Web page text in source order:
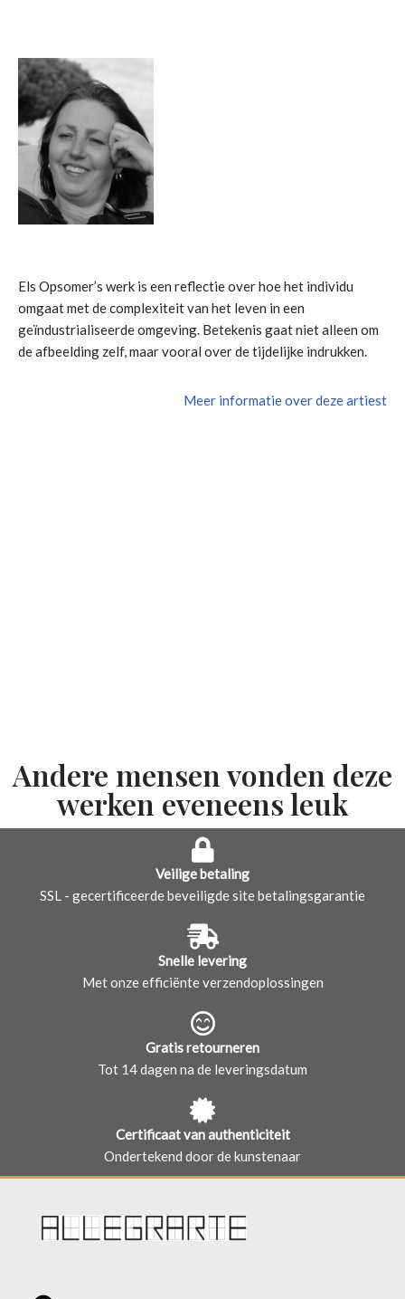
Els Opsomer’s werk is een reflectie over hoe het individu
omgaat met de complexiteit van het leven in een
geïndustrialiseerde omgeving. Betekenis gaat niet alleen om
de afbeelding zelf, maar vooral over de tijdelijke indrukken.
Meer informatie over deze artiest
Andere mensen vonden deze
werken eveneens leuk
Veilige betaling
SSL - gecertificeerde beveiligde site betalingsgarantie
Snelle levering
Met onze efficiënte verzendoplossingen
Gratis retourneren
Tot 14 dagen na de leveringsdatum
Certificaat van authenticiteit
Ondertekend door de kunstenaar